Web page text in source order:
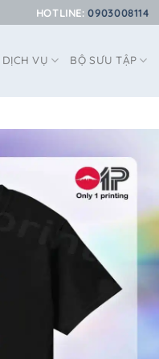
HOTLINE:0903008114
DỊCH VỤ BỘ SƯU TẬP